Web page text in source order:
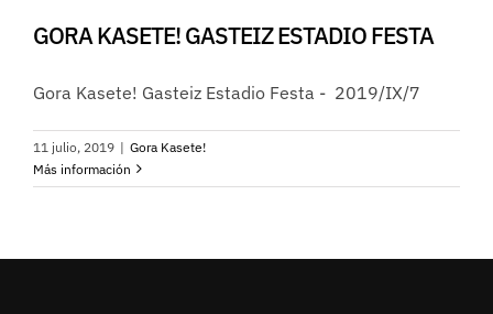
GORA KASETE! GASTEIZ ESTADIO FESTA
Gora Kasete! Gasteiz Estadio Festa - 2019/IX/7
11 julio, 2019 | Gora Kasete!
Más información